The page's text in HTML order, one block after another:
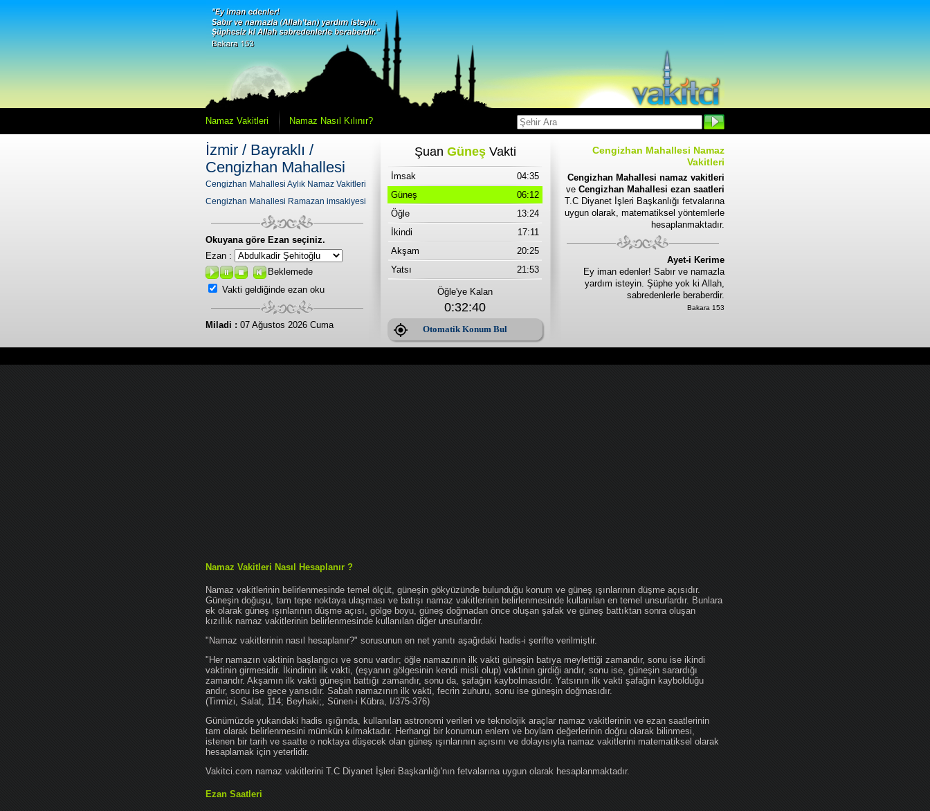
Namaz Vakitleri Namaz Nasıl Kılınır?
İzmir / Bayraklı /
Cengizhan Mahallesi
Cengizhan Mahallesi Aylık Namaz Vakitleri
Cengizhan Mahallesi Ramazan imsakiyesi
Okuyana göre Ezan seçiniz.
Ezan :
Beklemede
Vakti geldiğinde ezan oku
Miladi : 07 Ağustos 2026 Cuma
Şuan GüneşVakti
İmsak
04:35
Güneş
06:12
Öğle
13:24
İkindi
17:11
Akşam
20:25
Yatsı
21:53
Öğle'ye Kalan
0:32:40
Otomatik Konum Bul
Cengizhan Mahallesi Namaz
Vakitleri
Cengizhan Mahallesi namaz vakitleri
ve Cengizhan Mahallesi ezan saatleri
T.C Diyanet İşleri Başkanlığı fetvalarına
uygun olarak, matematiksel yöntemlerle
hesaplanmaktadır.
Ayet-i Kerime
Ey iman edenler! Sabır ve namazla
yardım isteyin. Şüphe yok ki Allah,
sabredenlerle beraberdir.
Bakara 153
Namaz Vakitleri Nasıl Hesaplanır ?
Namaz vakitlerinin belirlenmesinde temel ölçüt, güneşin gökyüzünde bulunduğu konum ve güneş ışınlarının düşme açısıdır.
Güneşin doğuşu, tam tepe noktaya ulaşması ve batışı namaz vakitlerinin belirlenmesinde kullanılan en temel unsurlardır. Bunlara
ek olarak güneş ışınlarının düşme açısı, gölge boyu, güneş doğmadan önce oluşan şafak ve güneş battıktan sonra oluşan
kızıllık namaz vakitlerinin belirlenmesinde kullanılan diğer unsurlardır.
"Namaz vakitlerinin nasıl hesaplanır?" sorusunun en net yanıtı aşağıdaki hadis-i şerifte verilmiştir.
"Her namazın vaktinin başlangıcı ve sonu vardır; öğle namazının ilk vakti güneşin batıya meylettiği zamandır, sonu ise ikindi
vaktinin girmesidir. İkindinin ilk vakti, (eşyanın gölgesinin kendi misli olup) vaktinin girdiği andır, sonu ise, güneşin sarardığı
zamandır. Akşamın ilk vakti güneşin battığı zamandır, sonu da, şafağın kaybolmasıdır. Yatsının ilk vakti şafağın kaybolduğu
andır, sonu ise gece yarısıdır. Sabah namazının ilk vakti, fecrin zuhuru, sonu ise güneşin doğmasıdır.
(Tirmizi, Salat, 114; Beyhaki;, Sünen-i Kübra, I/375-376)
Günümüzde yukarıdaki hadis ışığında, kullanılan astronomi verileri ve teknolojik araçlar namaz vakitlerinin ve ezan saatlerinin
tam olarak belirlenmesini mümkün kılmaktadır. Herhangi bir konumun enlem ve boylam değerlerinin doğru olarak bilinmesi,
istenen bir tarih ve saatte o noktaya düşecek olan güneş ışınlarının açısını ve dolayısıyla namaz vakitlerini matematiksel olarak
hesaplamak için yeterlidir.
Vakitci.com namaz vakitlerini T.C Diyanet İşleri Başkanlığı'nın fetvalarına uygun olarak hesaplanmaktadır.
Ezan Saatleri